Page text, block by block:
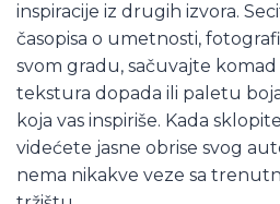
inspiracije iz drugih izvora.
časopisa o umetnosti,
svom gradu, sačuvajte
tekstura dopada ili paletu
koja vas inspiriše. Kada
videćete jasne obrise svog
nema nikakve veze sa